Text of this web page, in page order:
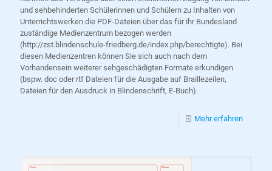
und sehbehinderten Schülerinnen und Schülern zu Inhalten von
Unterrichtswerken die PDF-Dateien über das für ihr Bundesland
zuständige Medienzentrum bezogen werden
(http://zst.blindenschule-friedberg.de/index.php/berechtigte). Bei
diesen Medienzentren können Sie sich auch nach dem
Vorhandensein weiterer sehgeschädigten Formate erkundigen
(bspw. doc oder rtf Dateien für die Ausgabe auf Braillezeilen,
Dateien für den Ausdruck in Blindenschrift, E-Buch).
Mehr erfahren